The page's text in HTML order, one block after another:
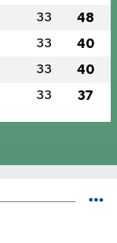
33 48
33 40
33 40
33 37